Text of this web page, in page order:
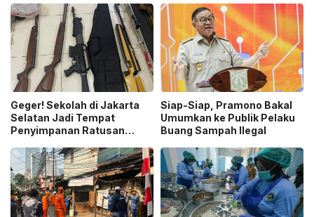
Geger! Sekolah di Jakarta
Selatan Jadi Tempat
Penyimpanan Ratusan
Pemilik
Siap-Siap, Pramono Bakal
Umumkan ke Publik Pelaku
Buang Sampah Ilegal